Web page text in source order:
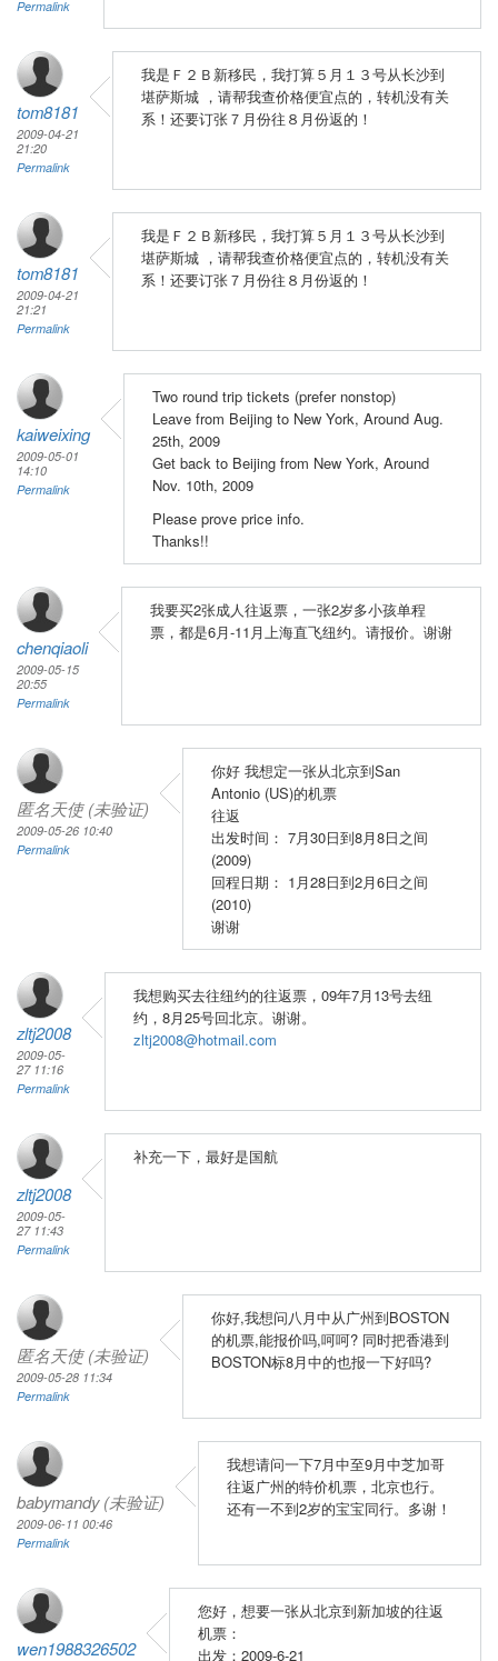
Permalink
tom8181
2009-04-21
21:20
Permalink
我是Ｆ２Ｂ新移民，我打算５月１３号从长沙到
堪萨斯城 ，请帮我查价格便宜点的，转机没有关
系！还要订张７月份往８月份返的！
tom8181
2009-04-21
21:21
Permalink
我是Ｆ２Ｂ新移民，我打算５月１３号从长沙到
堪萨斯城 ，请帮我查价格便宜点的，转机没有关
系！还要订张７月份往８月份返的！
kaiweixing
2009-05-01
14:10
Permalink
Two round trip tickets (prefer nonstop)
Leave from Beijing to New York, Around Aug.
25th, 2009
Get back to Beijing from New York, Around
Nov. 10th, 2009
Please prove price info.
Thanks!!
chenqiaoli
2009-05-15
20:55
Permalink
我要买2张成人往返票，一张2岁多小孩单程
票，都是6月-11月上海直飞纽约。请报价。谢谢
匿名天使 (未验证)
2009-05-26 10:40
Permalink
你好 我想定一张从北京到San
Antonio (US)的机票
往返
出发时间： 7月30日到8月8日之间
(2009)
回程日期： 1月28日到2月6日之间
(2010)
谢谢
zltj2008
2009-05-
27 11:16
Permalink
我想购买去往纽约的往返票，09年7月13号去纽
约，8月25号回北京。谢谢。
zltj2008@hotmail.com
zltj2008
2009-05-
27 11:43
Permalink
补充一下，最好是国航
匿名天使 (未验证)
2009-05-28 11:34
Permalink
你好,我想问八月中从广州到BOSTON
的机票,能报价吗,呵呵? 同时把香港到
BOSTON标8月中的也报一下好吗?
babymandy (未验证)
2009-06-11 00:46
Permalink
我想请问一下7月中至9月中芝加哥
往返广州的特价机票，北京也行。
还有一不到2岁的宝宝同行。多谢！
wen1988326502
您好，想要一张从北京到新加坡的往返
机票：
出发：2009-6-21